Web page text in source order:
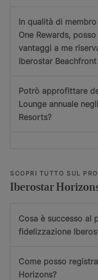
In qualità di
One Rewards,
vantaggi a me
Iberostar
Potrò approfittare
Lounge annuale
Resorts?
SCOPRI TUTTO SUL
Iberostar
Cosa è successo al
fidelizzazione
Come posso
Horizons?